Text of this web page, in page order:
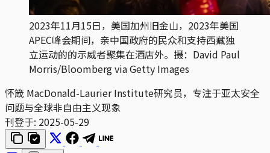
2023年11月15日，美国加州旧金山，2023年美国
APEC峰会期间，亲中国政府的民众和支持西藏独
立运动的的示威者聚集在酒店外。摄：David Paul
Morris/Bloomberg via Getty Images
怀箴 MacDonald-Laurier Institute研究员，专注于亚太安全
问题与全球非自由主义现象
刊登于: 2025-05-29